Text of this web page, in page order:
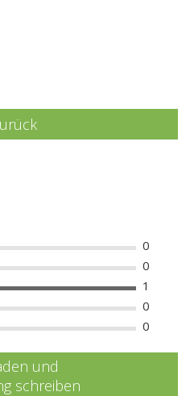
0
0
1
0
0
und
schreiben